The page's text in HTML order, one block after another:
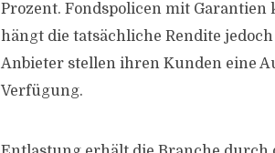
Prozent. Fondspolicen mit
hängt die tatsächliche Rendite
Anbieter stellen ihren Kunden eine
Verfügung.